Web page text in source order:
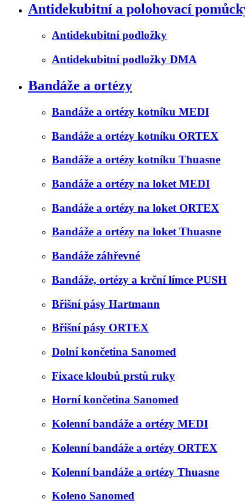
Antidekubitní a polohovací
Antidekubitní podložky
Antidekubitní podložky DMA
Bandáže a ortézy
Bandáže a ortézy kotníku MEDI
Bandáže a ortézy kotníku ORTEX
Bandáže a ortézy kotníku Thuasne
Bandáže a ortézy na loket MEDI
Bandáže a ortézy na loket ORTEX
Bandáže a ortézy na loket Thuasne
Bandáže záhřevné
Bandáže, ortézy a krční límce PUSH
Břišní pásy Hartmann
Břišní pásy ORTEX
Dolní končetina Sanomed
Fixace kloubů prstů ruky
Horní končetina Sanomed
Kolenní bandáže a ortézy MEDI
Kolenní bandáže a ortézy ORTEX
Kolenní bandáže a ortézy Thuasne
Koleno Sanomed